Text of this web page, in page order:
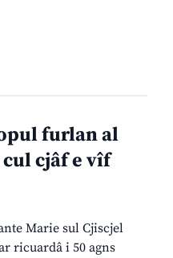
furlan al
cjâf e vîf
Marie sul Cjiscjel
ricuardâ i 50 agns